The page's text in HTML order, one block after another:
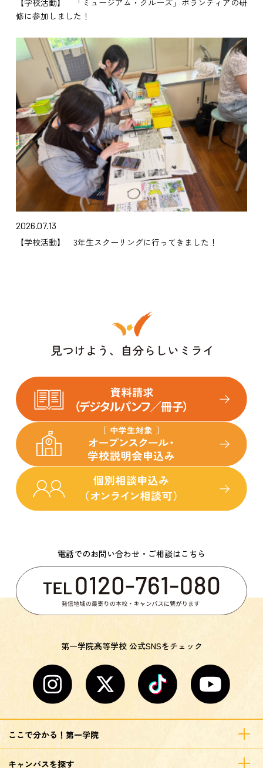
【学校活動】 「ミュージアム・クルーズ」ボランティアの研
修に参加しました！
2026.07.13
【学校活動】 3年生スクーリングに行ってきました！
電話でのお問い合わせ・ご相談はこちら
第一学院高等学校 公式SNSをチェック
ここで分かる！第一学院
キャンパスを探す